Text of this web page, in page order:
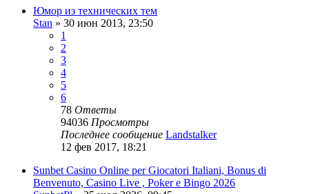
Юмор из технических тем
Stan » 30 июн 2013, 23:50
1
2
3
4
5
6
78 Ответы
94036 Просмотры
Последнее сообщение Landstalker
12 фев 2017, 18:21
Sunbet Casino Online per Giocatori Italiani, Bonus di
Benvenuto, Casino Live , Poker e Bingo 2026